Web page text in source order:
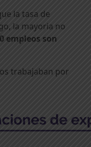
la tasa de
la mayoria no
empleos son
trabajaban por